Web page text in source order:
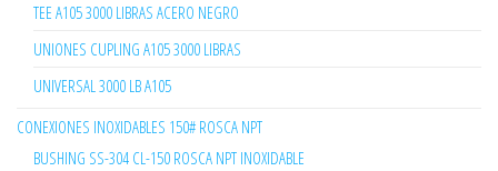
TEE A105 3000 LIBRAS ACERO NEGRO
UNIONES CUPLING A105 3000 LIBRAS
UNIVERSAL 3000 LB A105
CONEXIONES INOXIDABLES 150# ROSCA NPT
BUSHING SS-304 CL-150 ROSCA NPT INOXIDABLE